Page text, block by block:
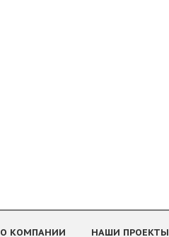
О КОМПАНИИ НАШИ ПРОЕКТЫ